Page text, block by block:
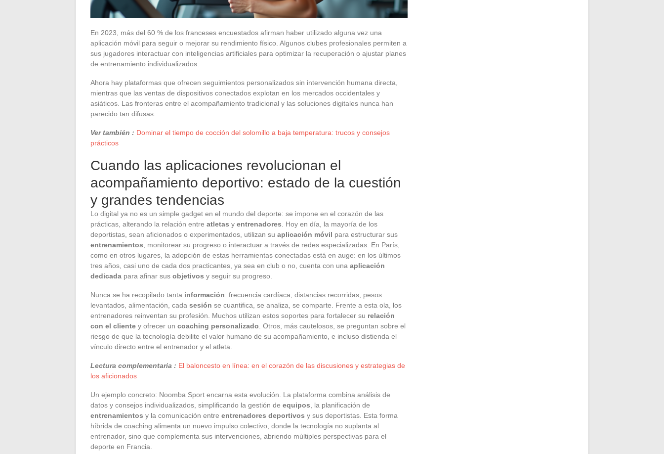
En 2023, más del 60 % de los franceses encuestados afirman haber utilizado alguna vez una
aplicación móvil para seguir o mejorar su rendimiento físico. Algunos clubes profesionales permiten a
sus jugadores interactuar con inteligencias artificiales para optimizar la recuperación o ajustar planes
de entrenamiento individualizados.
Ahora hay plataformas que ofrecen seguimientos personalizados sin intervención humana directa,
mientras que las ventas de dispositivos conectados explotan en los mercados occidentales y
asiáticos. Las fronteras entre el acompañamiento tradicional y las soluciones digitales nunca han
parecido tan difusas.
Ver también : Dominar el tiempo de cocción del solomillo a baja temperatura: trucos y consejos
prácticos
Cuando las aplicaciones revolucionan el
acompañamiento deportivo: estado de la cuestión
y grandes tendencias
Lo digital ya no es un simple gadget en el mundo del deporte: se impone en el corazón de las
prácticas, alterando la relación entre atletas y entrenadores . Hoy en día, la mayoría de los
deportistas, sean aficionados o experimentados, utilizan su aplicación móvil para estructurar sus
entrenamientos , monitorear su progreso o interactuar a través de redes especializadas. En París,
como en otros lugares, la adopción de estas herramientas conectadas está en auge: en los últimos
tres años, casi uno de cada dos practicantes, ya sea en club o no, cuenta con una aplicación
dedicada para afinar sus objetivos y seguir su progreso.
Nunca se ha recopilado tanta información: frecuencia cardíaca, distancias recorridas, pesos
levantados, alimentación, cada sesión se cuantifica, se analiza, se comparte. Frente a esta ola, los
entrenadores reinventan su profesión. Muchos utilizan estos soportes para fortalecer su relación
con el cliente y ofrecer un coaching personalizado . Otros, más cautelosos, se preguntan sobre el
riesgo de que la tecnología debilite el valor humano de su acompañamiento, e incluso distienda el
vínculo directo entre el entrenador y el atleta.
Lectura complementaria : El baloncesto en línea: en el corazón de las discusiones y estrategias de
los aficionados
Un ejemplo concreto: Noomba Sport encarna esta evolución. La plataforma combina análisis de
datos y consejos individualizados, simplificando la gestión de equipos , la planificación de
entrenamientos y la comunicación entre entrenadores deportivos y sus deportistas. Esta forma
híbrida de coaching alimenta un nuevo impulso colectivo, donde la tecnología no suplanta al
entrenador, sino que complementa sus intervenciones, abriendo múltiples perspectivas para el
deporte en Francia.